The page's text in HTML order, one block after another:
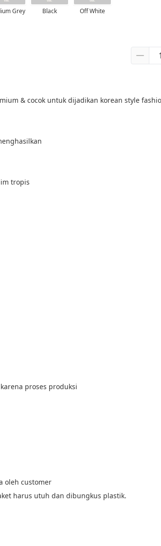
Grey Black Off White
& cocok untuk dijadikan korean style
tropis
proses produksi
oleh customer
harus utuh dan dibungkus plastik.